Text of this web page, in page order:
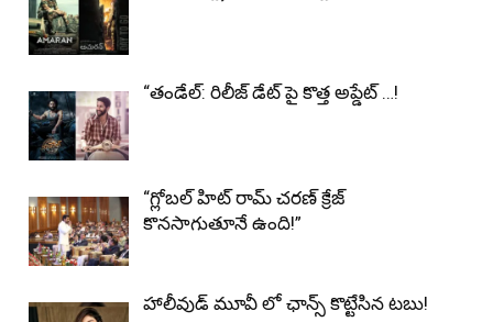
“తండేల్: రిలీజ్ డేట్ పై కొత్త అప్డేట్ …!
“గ్లోబల్ హిట్ రామ్ చరణ్ క్రేజ్
కొనసాగుతూనే ఉంది!”
హాలీవుడ్ మూవీ లో ఛాన్స్ కొట్టేసిన టబు!